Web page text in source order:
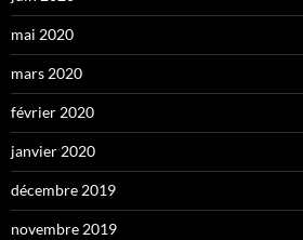
mai 2020
mars 2020
février 2020
janvier 2020
décembre 2019
novembre 2019